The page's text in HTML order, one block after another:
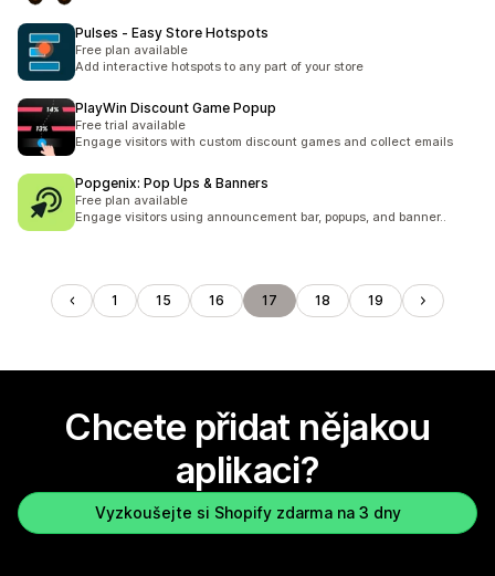
Pulses ‑ Easy Store Hotspots
Free plan available
Add interactive hotspots to any part of your store
PlayWin Discount Game Popup
Free trial available
Engage visitors with custom discount games and collect emails
Popgenix: Pop Ups & Banners
Free plan available
Engage visitors using announcement bar, popups, and banner..
1 15 16 17 18 19
Chcete přidat nějakou
aplikaci?
Vyzkoušejte si Shopify zdarma na 3 dny